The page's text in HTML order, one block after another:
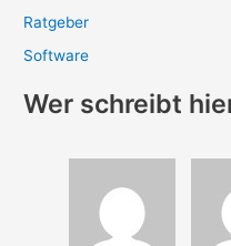
Ratgeber
Software
Wer schreibt